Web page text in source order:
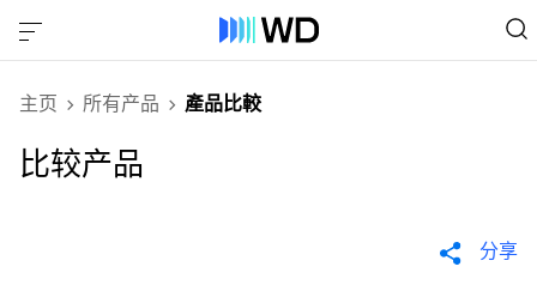
主页 所有产品 產品比較
比较产品
分享